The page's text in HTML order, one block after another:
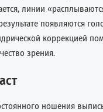
линии
появляются
коррекцией
зрения.
ношения